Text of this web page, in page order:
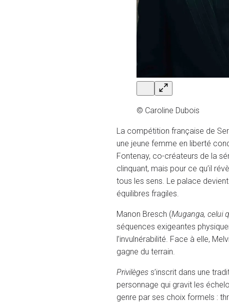
© Caroline Dubois
La compétition française de
une jeune femme en liberté
Fontenay, co-créateurs de la
clinquant, mais pour ce qu’il
tous les sens. Le palace
équilibres fragiles.
Manon Bresch (Muganga, celui
séquences exigeantes
l’invulnérabilité. Face à elle,
gagne du terrain.
Privilèges s’inscrit dans une
personnage qui gravit les
genre par ses choix formels :